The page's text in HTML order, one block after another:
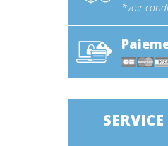
*voir